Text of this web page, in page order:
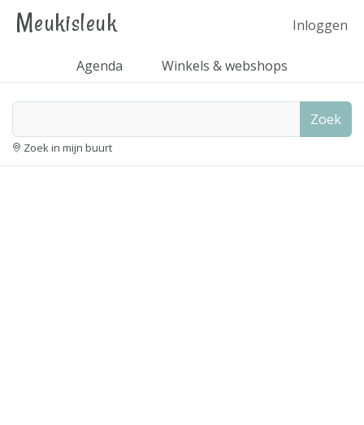
Meukisleuk Inloggen
Agenda Winkels & webshops
Zoek
Zoek in mijn buurt